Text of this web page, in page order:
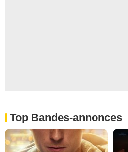
Top Bandes-annonces